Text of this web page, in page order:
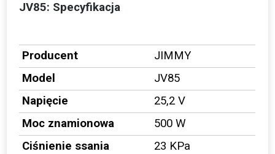
JV85: Specyfikacja
Producent
JIMMY
Model
JV85
Napięcie
25,2 V
Moc znamionowa
500 W
Ciśnienie ssania
23 KPa